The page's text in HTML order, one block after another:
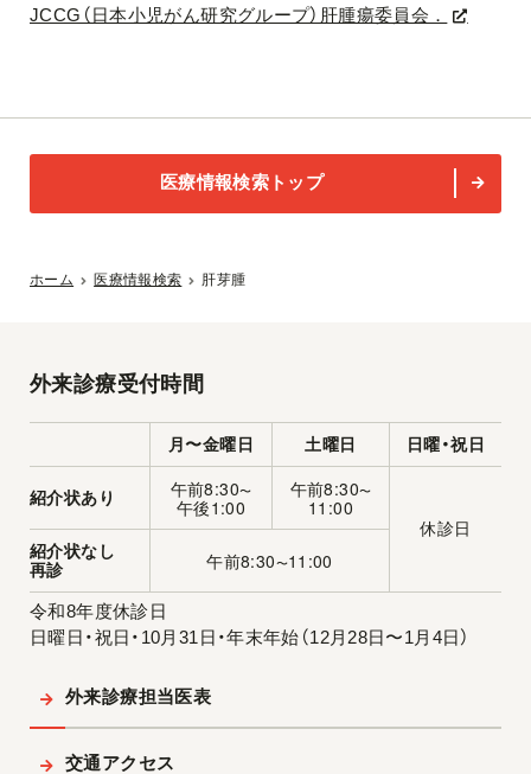
JCCG（日本小児がん研究グループ）肝腫瘍委員会．
医療情報検索トップ
ホーム 医療情報検索 肝芽腫
外来診療受付時間
月〜金曜日 土曜日 日曜・祝日
紹介状あり 午前8:30〜
午後1:00
午前8:30〜
11:00
休診日
紹介状なし
再診
午前8:30〜11:00
令和8年度休診日
日曜日・祝日・10月31日・年末年始（12月28日〜1月4日）
外来診療担当医表
交通アクセス